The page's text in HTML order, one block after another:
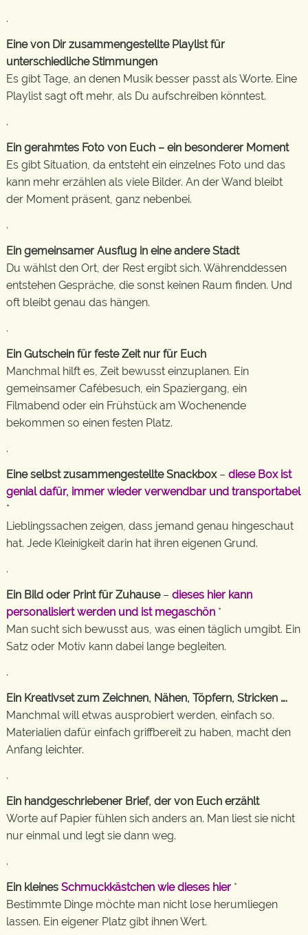
.
Eine von Dir zusammengestellte Playlist für
unterschiedliche Stimmungen
Es gibt Tage, an denen Musik besser passt als Worte. Eine
Playlist sagt oft mehr, als Du aufschreiben könntest.
.
Ein gerahmtes Foto von Euch – ein besonderer Moment
Es gibt Situation, da entsteht ein einzelnes Foto und das
kann mehr erzählen als viele Bilder. An der Wand bleibt
der Moment präsent, ganz nebenbei.
.
Ein gemeinsamer Ausflug in eine andere Stadt
Du wählst den Ort, der Rest ergibt sich. Währenddessen
entstehen Gespräche, die sonst keinen Raum finden. Und
oft bleibt genau das hängen.
.
Ein Gutschein für feste Zeit nur für Euch
Manchmal hilft es, Zeit bewusst einzuplanen. Ein
gemeinsamer Cafébesuch, ein Spaziergang, ein
Filmabend oder ein Frühstück am Wochenende
bekommen so einen festen Platz.
.
Eine selbst zusammengestellte Snackbox – diese Box ist
genial dafür, immer wieder verwendbar und transportabel
*
Lieblingssachen zeigen, dass jemand genau hingeschaut
hat. Jede Kleinigkeit darin hat ihren eigenen Grund.
.
Ein Bild oder Print für Zuhause – dieses hier kann
personalisiert werden und ist megaschön *
Man sucht sich bewusst aus, was einen täglich umgibt. Ein
Satz oder Motiv kann dabei lange begleiten.
.
Ein Kreativset zum Zeichnen, Nähen, Töpfern, Stricken ….
Manchmal will etwas ausprobiert werden, einfach so.
Materialien dafür einfach griffbereit zu haben, macht den
Anfang leichter.
.
Ein handgeschriebener Brief, der von Euch erzählt
Worte auf Papier fühlen sich anders an. Man liest sie nicht
nur einmal und legt sie dann weg.
.
Ein kleines Schmuckkästchen wie dieses hier *
Bestimmte Dinge möchte man nicht lose herumliegen
lassen. Ein eigener Platz gibt ihnen Wert.